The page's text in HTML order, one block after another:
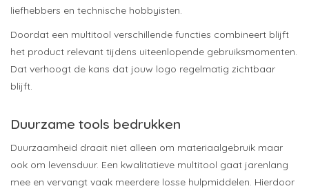
liefhebbers en technische hobbyisten.
Doordat een multitool verschillende functies combineert blijft
het product relevant tijdens uiteenlopende gebruiksmomenten.
Dat verhoogt de kans dat jouw logo regelmatig zichtbaar
blijft.
Duurzame tools bedrukken
Duurzaamheid draait niet alleen om materiaalgebruik maar
ook om levensduur. Een kwalitatieve multitool gaat jarenlang
mee en vervangt vaak meerdere losse hulpmiddelen. Hierdoor